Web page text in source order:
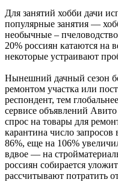
Для занятий хобби дачи
популярные занятия —
необычные –
20% россиян катаются на
некоторые устраивают
Нынешний дачный сезон
ремонтом участка или
респондент, тем
сервисе объявлений
спрос на товары для
карантина число запросов
86%, еще на 106%
вдвое — на
россиян собирается
рассчитывают потратить